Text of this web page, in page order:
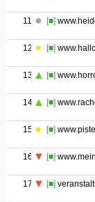
11 [■]
12 [■]
13 [■]
14 [■]
15 [■]
16 [■]
17 [■]